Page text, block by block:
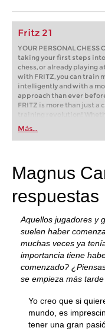
Fritz 21
YOUR PERSONAL CHESS
taking your first steps
chess, or already playing
with FRITZ, you can train
intelligently and with a
approach than ever
FRITZ is more than just a
training revolution!
first steps into the world of
playing at a tournament
train more efficiently,
Más...
Magnus
respuestas
Aquellos jugadores y
suelen haber
muchas veces ya
importancia tiene
comenzado?
se empieza más
Yo creo que si
mundo, es
tener una gran